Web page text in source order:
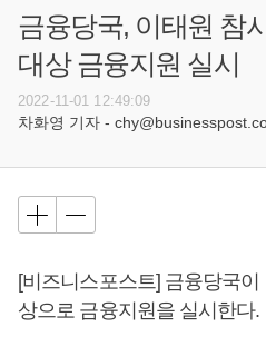
금융당국, 이태원 참
대상 금융지원 실시
2022-11-01 12:49:09
차화영 기자 -
[비즈니스포스트] 금융당국
상으로 금융지원을 실시한다.